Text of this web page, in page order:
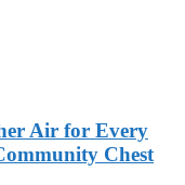
Air for Every
Chest